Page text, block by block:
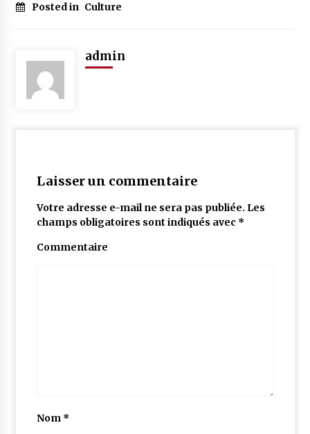
Posted in Culture
admin
Laisser un commentaire
Votre adresse e-mail ne sera pas publiée. Les
champs obligatoires sont indiqués avec *
Commentaire
Nom *